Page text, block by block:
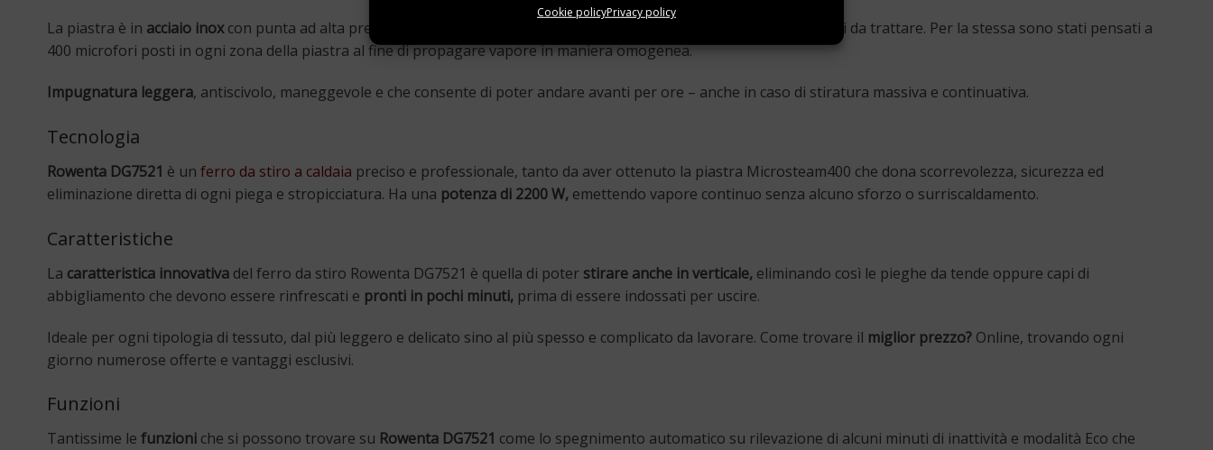
Cookie policyPrivacy policy
La piastra è in acciaio inoxcon punta ad alta precisione che consente di stirare anche i capi di abbigliamento più difficili da trattare. Per la stessa sono stati pensati a
400 microfori posti in ogni zona della piastra al fine di propagare vapore in maniera omogenea.
Impugnatura leggera, antiscivolo, maneggevole e che consente di poter andare avanti per ore – anche in caso di stiratura massiva e continuativa.
Tecnologia
Rowenta DG7521 è un ferro da stiro a caldaia preciso e professionale, tanto da aver ottenuto la piastra Microsteam400 che dona scorrevolezza, sicurezza ed
eliminazione diretta di ogni piega e stropicciatura. Ha una potenza di 2200 W, emettendo vapore continuo senza alcuno sforzo o surriscaldamento.
Caratteristiche
La caratteristica innovativa del ferro da stiro Rowenta DG7521 è quella di poter stirare anche in verticale, eliminando così le pieghe da tende oppure capi di
abbigliamento che devono essere rinfrescati e pronti in pochi minuti, prima di essere indossati per uscire.
Ideale per ogni tipologia di tessuto, dal più leggero e delicato sino al più spesso e complicato da lavorare. Come trovare il miglior prezzo? Online, trovando ogni
giorno numerose offerte e vantaggi esclusivi.
Funzioni
Tantissime le funzioni che si possono trovare su Rowenta DG7521 come lo spegnimento automatico su rilevazione di alcuni minuti di inattività e modalità Eco che